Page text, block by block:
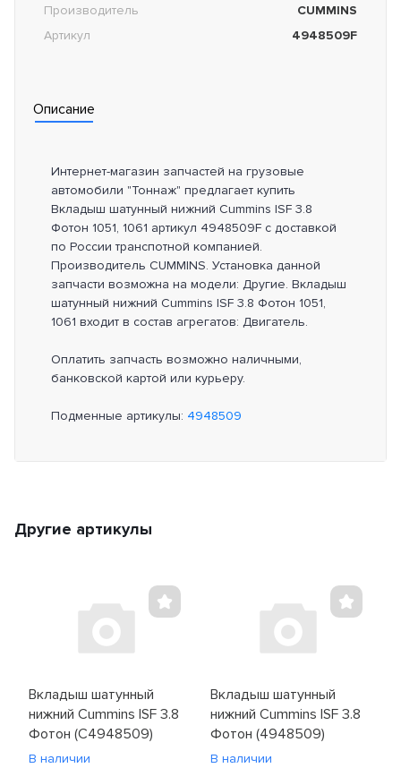
Производитель
CUMMINS
Артикул
4948509F
Описание
Интернет-магазин запчастей на грузовые
автомобили "Тоннаж" предлагает купить
Вкладыш шатунный нижний Cummins ISF 3.8
Фотон 1051, 1061 артикул 4948509F с доставкой
по России транспотной компанией.
Производитель CUMMINS. Установка данной
запчасти возможна на модели: Другие. Вкладыш
шатунный нижний Cummins ISF 3.8 Фотон 1051,
1061 входит в состав агрегатов: Двигатель.
Оплатить запчасть возможно наличными,
банковской картой или курьеру.
Подменные артикулы: 4948509
Другие артикулы
Вкладыш шатунный
нижний Cummins ISF 3.8
Фотон (C4948509)
В наличии
Вкладыш шатунный
нижний Cummins ISF 3.8
Фотон (4948509)
В наличии